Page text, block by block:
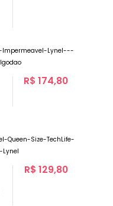
R$ 174,80
R$ 129,80